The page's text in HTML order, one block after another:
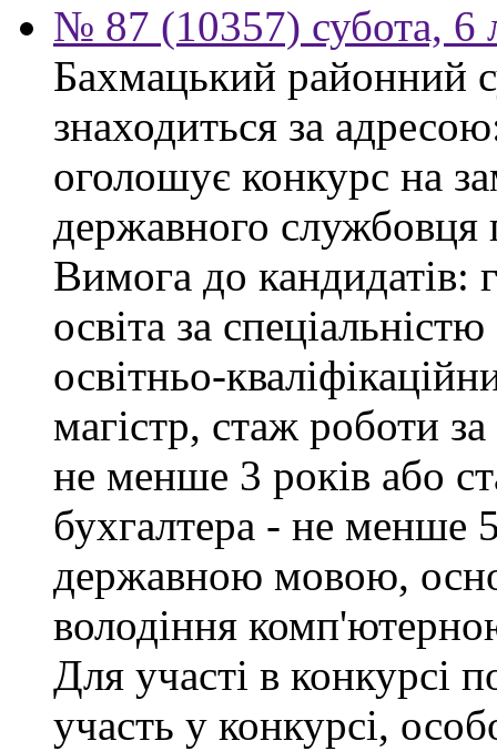
№ 87 (10357) субота, 6
Бахмацький районний
знаходиться за
оголошує конкурс на
державного службовця
Вимога до кандидатів:
освіта за
освітньо-
магістр, стаж роботи
не менше 3 років або
бухгалтера - не менше
державною мовою,
володіння
Для участі в конкурсі
участь у конкурсі,